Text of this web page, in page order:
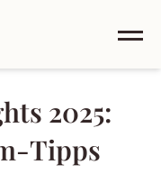
2025:
Tipps